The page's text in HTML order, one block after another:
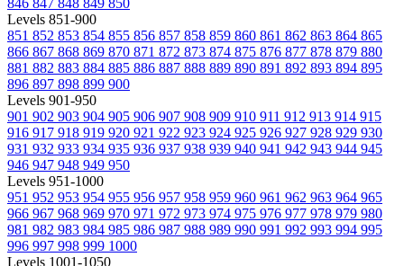
846 847 848 849 850
Levels 851-900
851 852 853 854 855 856 857 858 859 860 861 862 863 864 865
866 867 868 869 870 871 872 873 874 875 876 877 878 879 880
881 882 883 884 885 886 887 888 889 890 891 892 893 894 895
896 897 898 899 900
Levels 901-950
901 902 903 904 905 906 907 908 909 910 911 912 913 914 915
916 917 918 919 920 921 922 923 924 925 926 927 928 929 930
931 932 933 934 935 936 937 938 939 940 941 942 943 944 945
946 947 948 949 950
Levels 951-1000
951 952 953 954 955 956 957 958 959 960 961 962 963 964 965
966 967 968 969 970 971 972 973 974 975 976 977 978 979 980
981 982 983 984 985 986 987 988 989 990 991 992 993 994 995
996 997 998 999 1000
Levels 1001-1050